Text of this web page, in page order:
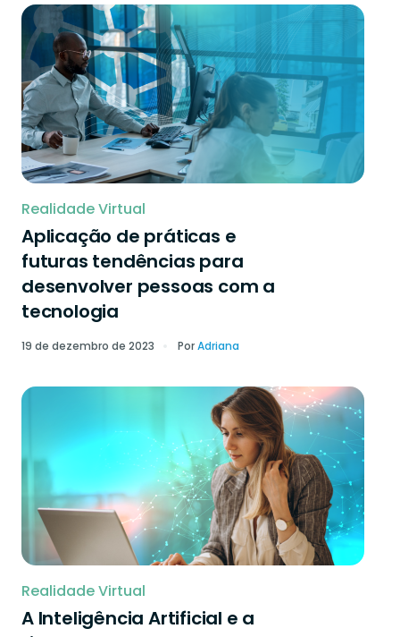
Realidade Virtual
Aplicação de práticas e
futuras tendências para
desenvolver pessoas com a
tecnologia
19 de dezembro de 2023 PorAdriana
Realidade Virtual
A Inteligência Artificial e a